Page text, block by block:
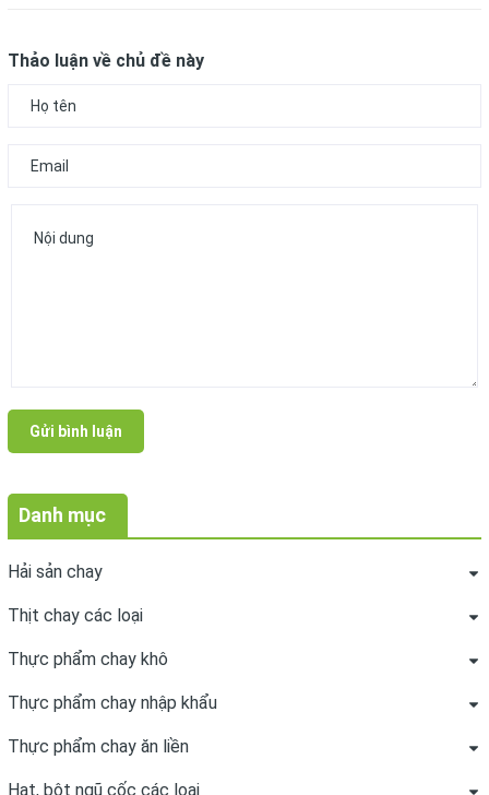
Danh mục
Hải sản chay
Thịt chay các loại
Thực phẩm chay khô
Thực phẩm chay nhập khẩu
Thực phẩm chay ăn liền
Hạt, bột ngũ cốc các loại
Thảo luận về chủ đề này
Gửi bình luận